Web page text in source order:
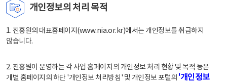
개인정보의 처리 목적
1. 진흥원의 대표홈페이지(www.nia.or.kr)에서는 개인정보를 취급하지
않습니다.
2. 진흥원이 운영하는 각 사업 홈페이지의 개인정보 처리 현황 및 목적 등은
개별 홈페이지의 하단 '개인정보 처리방침' 및 개인정보 포털의 '개인정보